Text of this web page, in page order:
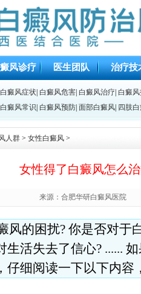
风诊疗 医生团队 治疗技
白癜风症状 白癜风危害 白癜风治疗 白癜
白癜风常识 白癜风预防 面部白癜风 四肢
人群 > 女性白癜风 >
女性得了白癜风怎么
来源：合肥华研白癜风医院
风的困扰? 你是否对于
生活失去了信心? ......
仔细阅读一下以下内容